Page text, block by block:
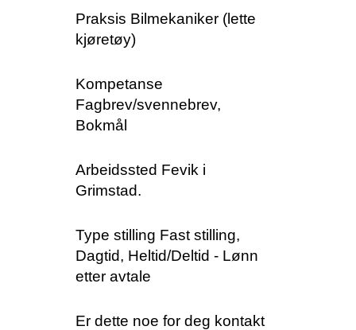
Praksis Bilmekaniker (lette
kjøretøy)
Kompetanse
Fagbrev/svennebrev,
Bokmål
Arbeidssted Fevik i
Grimstad.
Type stilling Fast stilling,
Dagtid, Heltid/Deltid - Lønn
etter avtale
Er dette noe for deg kontakt